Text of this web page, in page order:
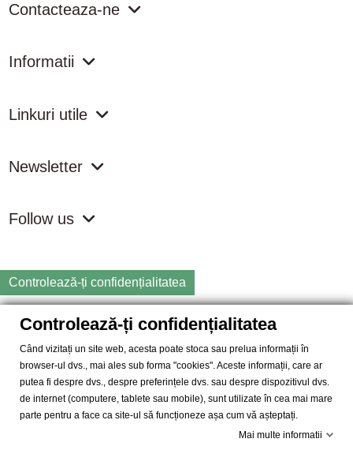
Contacteaza-ne
Informatii
Linkuri utile
Newsletter
Follow us
Controlează-ți confidențialitatea
Copyright
2026 samdistribution.ro - Magazin online cu Produse
SAM DISTRIBUTION S.R.L.- Cod fiscal: RO14935035, Registrul
Comertului: J40/10004/2002, Adresa: Str. Dimieni, nr. 7, Bucuresti,
sector 5.
Controlează-ți confidențialitatea
Când vizitați un site web, acesta poate stoca sau prelua informații în
browser-ul dvs., mai ales sub forma "cookies". Aceste informații, care ar
putea fi despre dvs., despre preferințele dvs. sau despre dispozitivul dvs.
de internet (computere, tablete sau mobile), sunt utilizate în cea mai mare
parte pentru a face ca site-ul să funcționeze așa cum vă așteptați.
Mai multe informatii